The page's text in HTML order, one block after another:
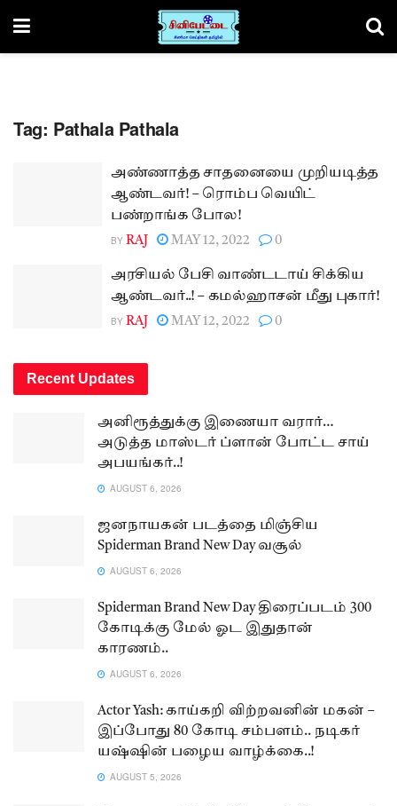
Tag: Pathala Pathala
அண்ணாத்த சாதனையை முறியடித்த
ஆண்டவர்! – ரொம்ப வெயிட்
பண்றாங்க போல!
BY RAJ MAY 12, 2022 0
அரசியல் பேசி வாண்டடாய் சிக்கிய
ஆண்டவர்..! – கமல்ஹாசன் மீது புகார்!
BY RAJ MAY 12, 2022 0
Recent Updates
அனிரூத்துக்கு இணையா வரார்…
அடுத்த மாஸ்டர் ப்ளான் போட்ட சாய்
அபயங்கர்..!
AUGUST 6, 2026
ஜனநாயகன் படத்தை மிஞ்சிய
Spiderman Brand New Day வசூல்
AUGUST 6, 2026
Spiderman Brand New Day திரைப்படம் 300
கோடிக்கு மேல் ஓட இதுதான்
காரணம்..
AUGUST 6, 2026
Actor Yash: காய்கறி விற்றவனின் மகன் –
இப்போது 80 கோடி சம்பளம்.. நடிகர்
யஷ்ஷின் பழைய வாழ்க்கை..!
AUGUST 5, 2026